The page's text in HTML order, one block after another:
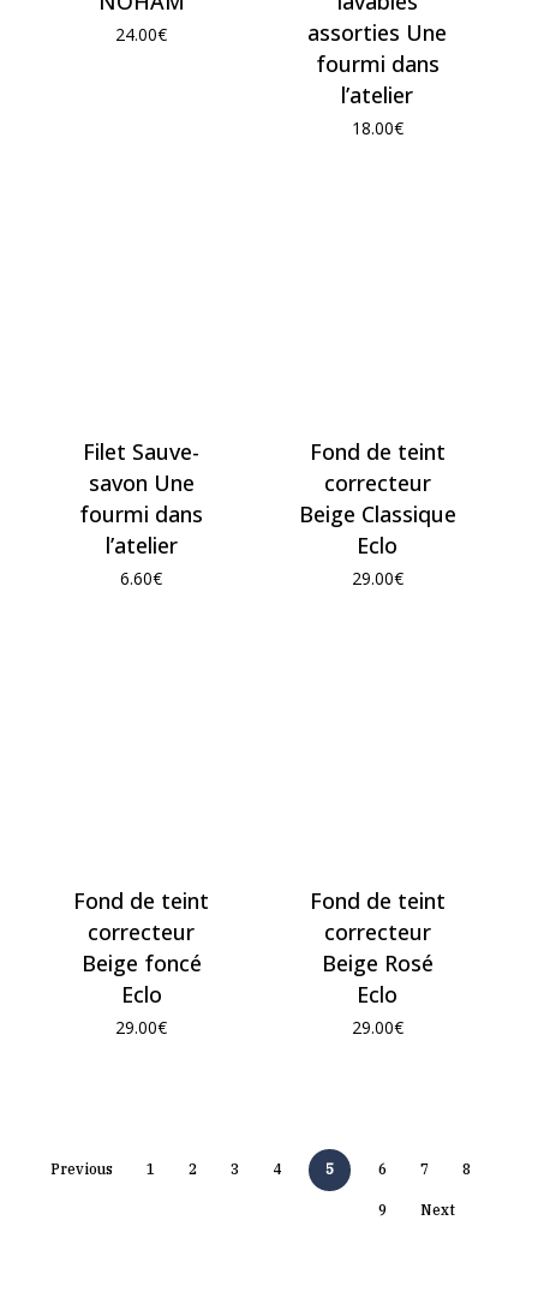
24.00€
assorties Une
fourmi dans
l’atelier
18.00€
Filet Sauve-
savon Une
fourmi dans
l’atelier
6.60€
Fond de teint
correcteur
Beige Classique
Eclo
29.00€
Fond de teint
correcteur
Beige foncé
Eclo
29.00€
Fond de teint
correcteur
Beige Rosé
Eclo
29.00€
Previous 1 2 3 4 5 6 7 8
9 Next